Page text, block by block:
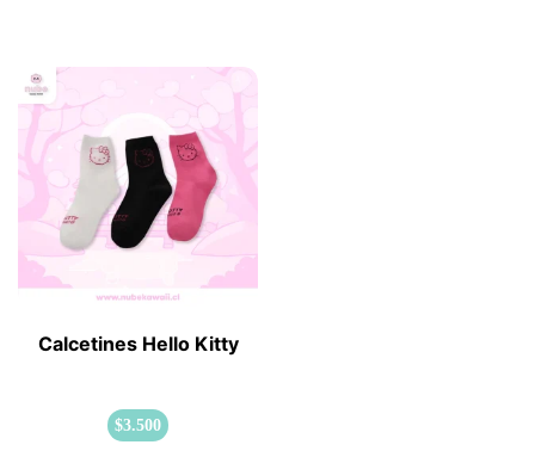
Calcetines Hello Kitty
$3.500